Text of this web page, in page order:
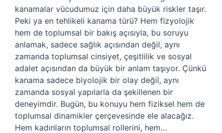
kanamalar vücudumuz için daha büyük riskler taşır.
Peki ya en tehlikeli kanama türü? Hem fizyolojik
hem de toplumsal bir bakış açısıyla, bu soruyu
anlamak, sadece sağlık açısından değil, aynı
zamanda toplumsal cinsiyet, çeşitlilik ve sosyal
adalet açısından da büyük bir anlam taşıyor. Çünkü
kanama sadece biyolojik bir olay değil, aynı
zamanda sosyal yapılarla da şekillenen bir
deneyimdir. Bugün, bu konuyu hem fiziksel hem de
toplumsal dinamikler çerçevesinde ele alacağız.
Hem kadınların toplumsal rollerini, hem…